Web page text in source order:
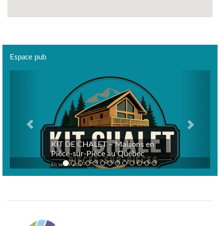
Espace pub
KIT DE CHALET – Maisons en
Pièce-sur-Pièce au Québec
En savoir plus >